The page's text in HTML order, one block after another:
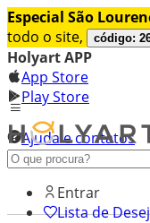
Especial São
todo o site,
código:
Holyart APP
App Store
Play Store
Ajuda e contatos
Conheça premium
Entrar
Lista de